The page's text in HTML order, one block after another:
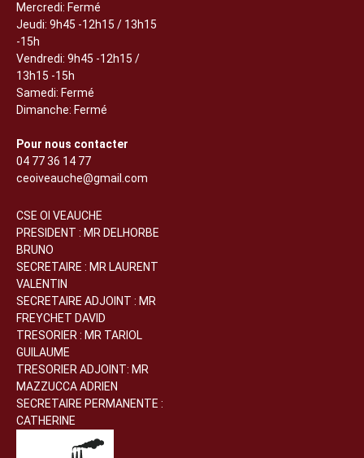
Mercredi: Fermé
Jeudi: 9h45 -12h15 / 13h15
-15h
Vendredi: 9h45 -12h15 /
13h15 -15h
Samedi: Fermé
Dimanche: Fermé
Pour nous contacter
04 77 36 14 77
ceoiveauche@gmail.com
CSE OI VEAUCHE
PRESIDENT : MR DELHORBE
BRUNO
SECRETAIRE : MR LAURENT
VALENTIN
SECRETAIRE ADJOINT : MR
FREYCHET DAVID
TRESORIER : MR TARIOL
GUILAUME
TRESORIER ADJOINT: MR
MAZZUCCA ADRIEN
SECRETAIRE PERMANENTE :
CATHERINE